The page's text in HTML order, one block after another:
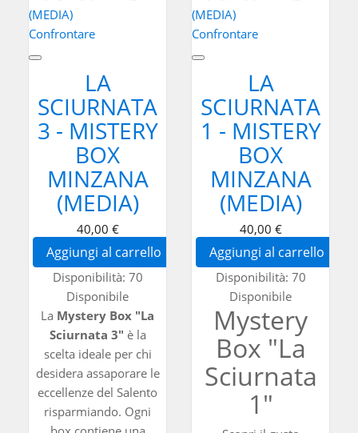
Confrontare
LA
SCIURNATA
3 - MISTERY
BOX
MINZANA
(MEDIA)
40,00 €
Aggiungi al carrello
Disponibilità: 70
Disponibile
La Mystery Box "La
Sciurnata 3" è la
scelta ideale per chi
desidera assaporare le
eccellenze del Salento
risparmiando. Ogni
Confrontare
LA
SCIURNATA
1 - MISTERY
BOX
MINZANA
(MEDIA)
40,00 €
Aggiungi al carrello
Disponibilità: 70
Disponibile
Mystery
Box "La
Sciurnata
1"